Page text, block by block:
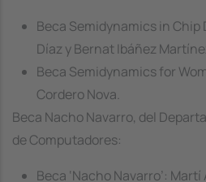
Beca Semidynamics in Chip
Díaz y Bernat Ibáñez
Beca Semidynamics for
Cordero Nova.
Beca Nacho Navarro, del
de Computadores:
Beca ‘Nacho Navarro’: